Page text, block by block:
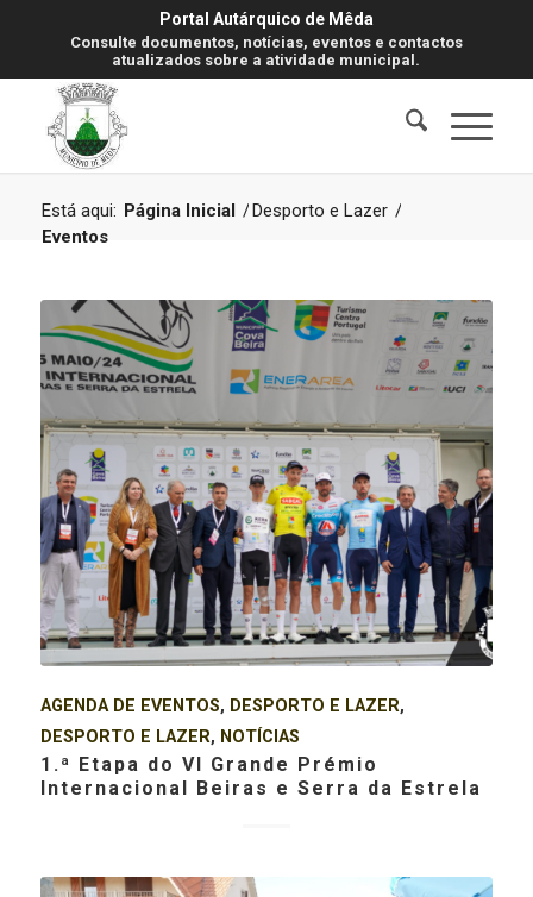
Portal Autárquico de Mêda
Consulte documentos, notícias, eventos e contactos
atualizados sobre a atividade municipal.
Está aqui: Página Inicial /Desporto e Lazer /
Eventos
AGENDA DE EVENTOS, DESPORTO E LAZER,
DESPORTO E LAZER, NOTÍCIAS
1.ª Etapa do VI Grande Prémio
Internacional Beiras e Serra da Estrela